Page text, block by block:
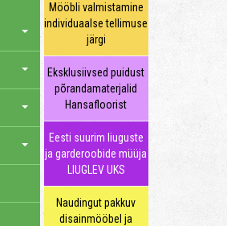
Mööbli valmistamine
individuaalse tellimuse
järgi
Eksklusiivsed puidust
põrandamaterjalid
Hansafloorist
Eesti suurim liuguste
ja garderoobide müüja
LIUGLEV UKS
Naudingut pakkuv
disainmööbel ja